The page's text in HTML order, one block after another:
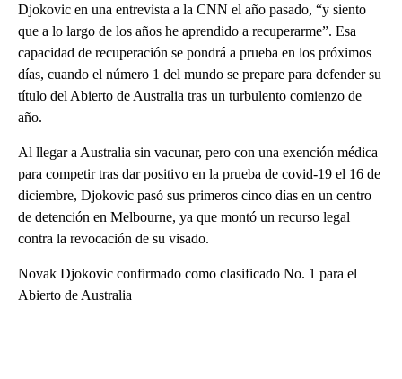
Djokovic en una entrevista a la CNN el año pasado, “y siento
que a lo largo de los años he aprendido a recuperarme”. Esa
capacidad de recuperación se pondrá a prueba en los próximos
días, cuando el número 1 del mundo se prepare para defender su
título del Abierto de Australia tras un turbulento comienzo de
año.
Al llegar a Australia sin vacunar, pero con una exención médica
para competir tras dar positivo en la prueba de covid-19 el 16 de
diciembre, Djokovic pasó sus primeros cinco días en un centro
de detención en Melbourne, ya que montó un recurso legal
contra la revocación de su visado.
Novak Djokovic confirmado como clasificado No. 1 para el
Abierto de Australia